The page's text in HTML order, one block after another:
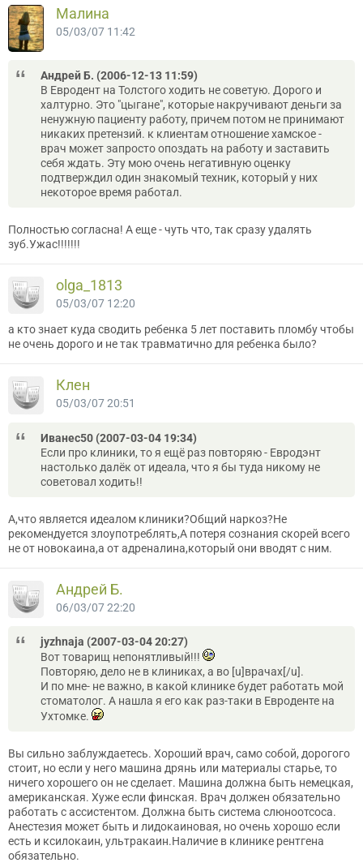
Мaлина
05/03/07 11:42
Андрей Б. (2006-12-13 11:59)
В Евродент на Толстого ходить не советую. Дорого и
халтурно. Это "цыгане", которые накручивают деньги за
ненужную пациенту работу, причем потом не принимают
никаких претензий. к клиентам отношение хамское -
врач может запросто опоздать на работу и заставить
себя ждать. Эту мою очень негативную оценку
подтверждил один знакомый техник, который у них
некоторое время работал.
Полностью согласна! А еще - чуть что, так сразу удалять
зуб.Ужас!!!!!!!
olga_1813
05/03/07 12:20
а кто знает куда сводить ребенка 5 лет поставить пломбу чтобы
не очень дорого и не так травматично для ребенка было?
Клен
05/03/07 20:51
Иванес50 (2007-03-04 19:34)
Если про клиники, то я ещё раз повторяю - Евродэнт
настолько далёк от идеала, что я бы туда никому не
советовал ходить!!
А,что является идеалом клиники?Общий наркоз?Не
рекомендуется злоупотреблять,А потеря сознания скорей всего
не от новокаина,а от адреналина,который они вводят с ним.
Андрей Б.
06/03/07 22:20
jyzhnaja (2007-03-04 20:27)
Вот товарищ непонятливый!!!
Повторяю, дело не в клиниках, а во [u]врачах[/u].
И по мне- не важно, в какой клинике будет работать мой
стоматолог. А нашла я его как раз-таки в Евроденте на
Ухтомке.
Вы сильно заблуждаетесь. Хороший врач, само собой, дорогого
стоит, но если у него машина дрянь или материалы старье, то
ничего хорошего он не сделает. Машина должна быть немецкая,
американская. Хуже если финская. Врач должен обязательно
работать с ассистентом. Должна быть система слюноотсоса.
Анестезия может быть и лидокаиновая, но очень хорошо если
есть и ксилокаин, ультракаин.Наличие в клинике рентгена
обязательно.